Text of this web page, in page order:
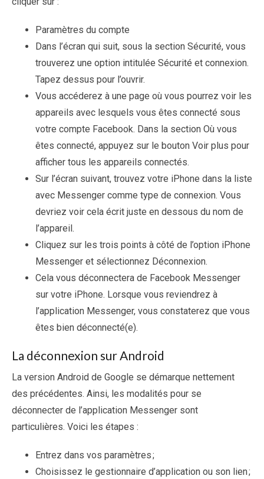
Paramètres du compte
Dans l’écran qui suit, sous la section Sécurité, vous
trouverez une option intitulée Sécurité et connexion.
Tapez dessus pour l’ouvrir.
Vous accéderez à une page où vous pourrez voir les
appareils avec lesquels vous êtes connecté sous
votre compte Facebook. Dans la section Où vous
êtes connecté, appuyez sur le bouton Voir plus pour
afficher tous les appareils connectés.
Sur l’écran suivant, trouvez votre iPhone dans la liste
avec Messenger comme type de connexion. Vous
devriez voir cela écrit juste en dessous du nom de
l’appareil.
Cliquez sur les trois points à côté de l’option iPhone
Messenger et sélectionnez Déconnexion.
Cela vous déconnectera de Facebook Messenger
sur votre iPhone. Lorsque vous reviendrez à
l’application Messenger, vous constaterez que vous
êtes bien déconnecté(e).
La déconnexion sur Android
La version Android de Google se démarque nettement
des précédentes. Ainsi, les modalités pour se
déconnecter de l’application Messenger sont
particulières. Voici les étapes :
Entrez dans vos paramètres ;
Choisissez le gestionnaire d’application ou son lien ;